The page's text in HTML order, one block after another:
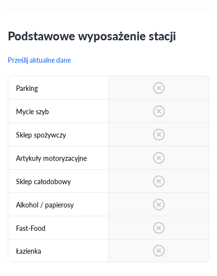
Podstawowe wyposażenie stacji
Prześlij aktualne dane
Parking
Mycie szyb
Sklep spożywczy
Artykuły motoryzacyjne
Sklep całodobowy
Alkohol / papierosy
Fast-Food
Łazienka